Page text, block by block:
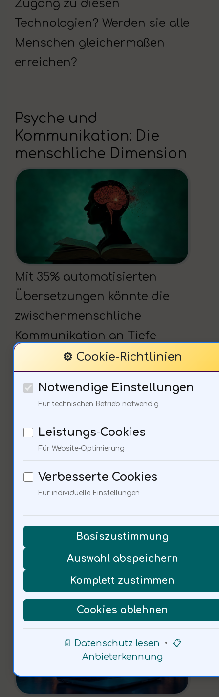
Zugang zu diesen
Technologien? Werden sie alle
Menschen gleichermaßen
erreichen?
Psyche und
Kommunikation: Die
menschliche Dimension
Mit 35% automatisierten
Übersetzungen könnte die
zwischenmenschliche
Kommunikation an Tiefe
verlieren. Die Nuancen der
Sprache sind entscheidend für
die psychologische Interaktion.
Wie wird die Technologie unser
emotionales Empfinden
beeinflussen? Werden wir die
Fähigkeit verlieren, uns
empathisch auszudrücken?
Ökonomische Aspekte
der
Übersetzungstechnologie
⚙️ Cookie-Richtlinien
Notwendige Einstellungen
Für technischen Betrieb notwendig
Leistungs-Cookies
Für Website-Optimierung
Verbesserte Cookies
Für individuelle Einstellungen
Basiszustimmung
Auswahl abspeichern
Komplett zustimmen
Cookies ablehnen
📄 Datenschutz lesen • 📋
Anbieterkennung